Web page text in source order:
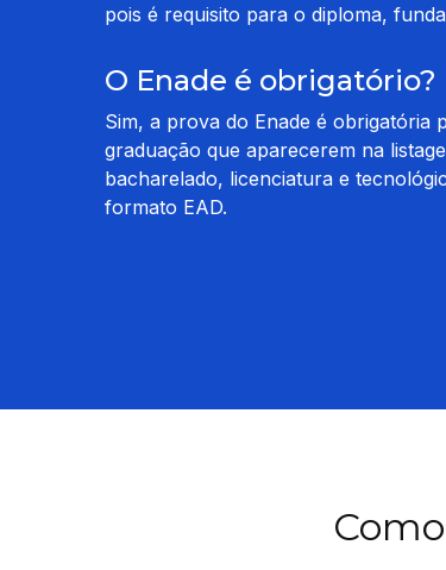
pois é requisito para o diploma,
O Enade é obrigatório?
Sim, a prova do Enade é obrigatória
graduação que aparecerem na
bacharelado, licenciatura e
formato EAD.